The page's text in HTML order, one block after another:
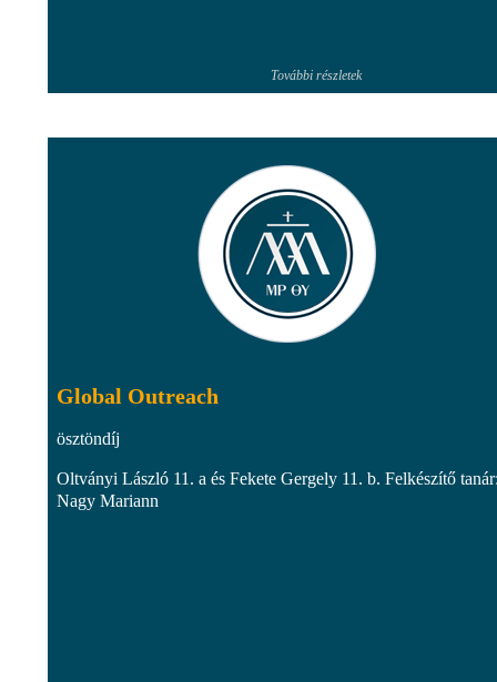
További részletek
Global Outreach
ösztöndíj
Oltványi László 11. a és Fekete Gergely 11. b. Felkészítő
Nagy Mariann